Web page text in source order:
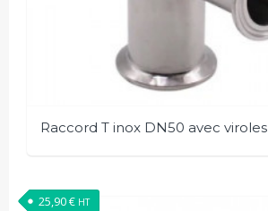
Raccord T inox DN50 avec viroles
25,90€ HT